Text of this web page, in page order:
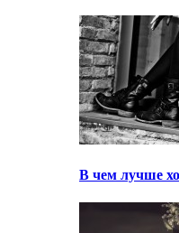
В чем лучше